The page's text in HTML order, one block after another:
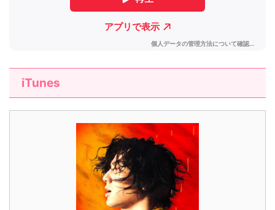
iTunes